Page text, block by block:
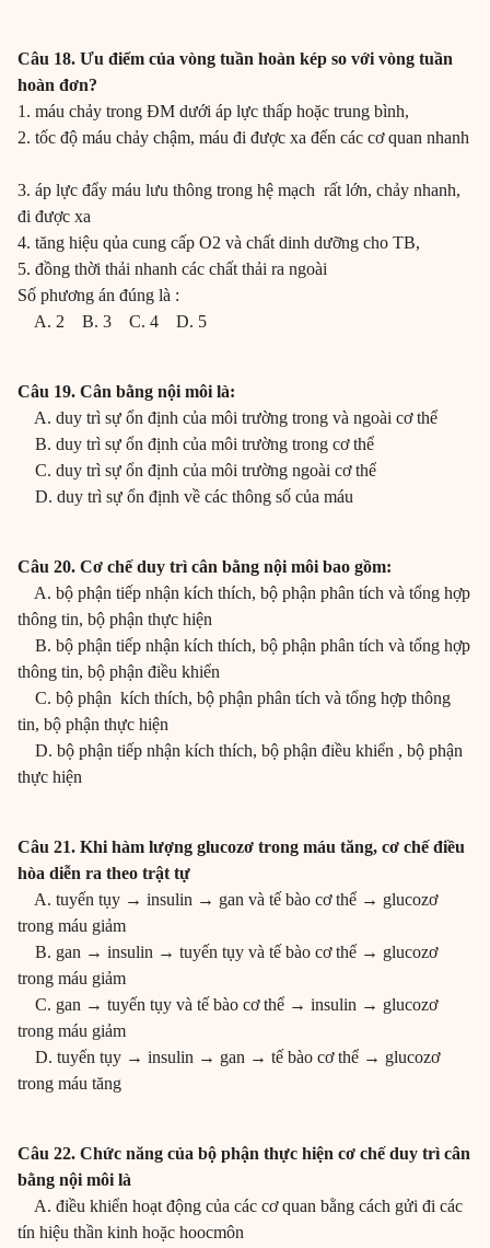
Câu 18. Ưu điểm của vòng tuần hoàn kép so với vòng tuần
hoàn đơn?
1. máu chảy trong ĐM dưới áp lực thấp hoặc trung bình,
2. tốc độ máu chảy chậm, máu đi được xa đến các cơ quan nhanh
3. áp lực đẩy máu lưu thông trong hệ mạch rất lớn, chảy nhanh,
đi được xa
4. tăng hiệu qủa cung cấp O2 và chất dinh dưỡng cho TB,
5. đồng thời thải nhanh các chất thải ra ngoài
Số phương án đúng là :
A. 2 B. 3 C. 4 D. 5
Câu 19. Cân bằng nội môi là:
A. duy trì sự ổn định của môi trường trong và ngoài cơ thể
B. duy trì sự ổn định của môi trường trong cơ thể
C. duy trì sự ổn định của môi trường ngoài cơ thể
D. duy trì sự ổn định về các thông số của máu
Câu 20. Cơ chế duy trì cân bằng nội môi bao gồm:
A. bộ phận tiếp nhận kích thích, bộ phận phân tích và tổng hợp
thông tin, bộ phận thực hiện
B. bộ phận tiếp nhận kích thích, bộ phận phân tích và tổng hợp
thông tin, bộ phận điều khiển
C. bộ phận kích thích, bộ phận phân tích và tổng hợp thông
tin, bộ phận thực hiện
D. bộ phận tiếp nhận kích thích, bộ phận điều khiển , bộ phận
thực hiện
Câu 21. Khi hàm lượng glucozơ trong máu tăng, cơ chế điều
hòa diễn ra theo trật tự
A. tuyến tụy → insulin → gan và tế bào cơ thể → glucozơ
trong máu giảm
B. gan → insulin → tuyến tụy và tế bào cơ thể → glucozơ
trong máu giảm
C. gan → tuyến tụy và tế bào cơ thể → insulin → glucozơ
trong máu giảm
D. tuyến tụy → insulin → gan → tế bào cơ thể → glucozơ
trong máu tăng
Câu 22. Chức năng của bộ phận thực hiện cơ chế duy trì cân
bằng nội môi là
A. điều khiển hoạt động của các cơ quan bằng cách gửi đi các
tín hiệu thần kinh hoặc hoocmôn